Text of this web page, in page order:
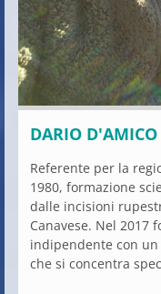
DARIO D'AMICO
Referente per la
1980, formazione
dalle incisioni
Canavese. Nel 2017
indipendente con
che si concentra